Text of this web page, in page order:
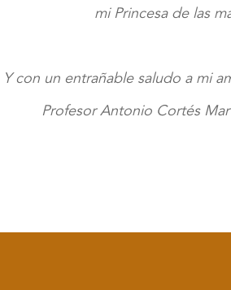
mi Princesa de las
Y con un entrañable saludo a mi
Profesor Antonio Cortés